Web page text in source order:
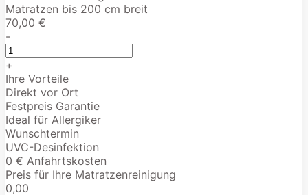
Matratzen bis 200 cm breit
70,00 €
-
+
Ihre Vorteile
Direkt vor Ort
Festpreis Garantie
Ideal für Allergiker
Wunschtermin
UVC-Desinfektion
0 € Anfahrtskosten
Preis für Ihre Matratzenreinigung
0,00